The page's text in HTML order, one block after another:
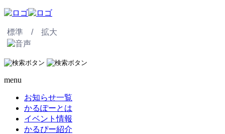
標準 / 拡大
menu
お知らせ一覧
かるぽーとは
イベント情報
かるぴー紹介